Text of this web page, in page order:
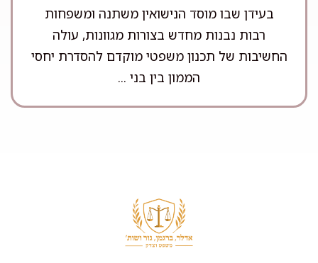
בעידן שבו מוסד הנישואין משתנה ומשפחות
רבות נבנות מחדש בצורות מגוונות, עולה
החשיבות של תכנון משפטי מוקדם להסדרת יחסי
הממון בין בני ...